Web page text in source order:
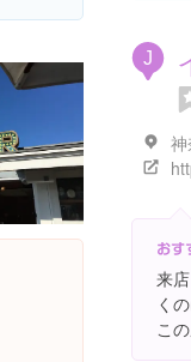
J
来
く
こ